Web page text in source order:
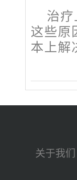
治
这些原
本上解
关于我们